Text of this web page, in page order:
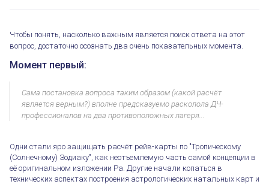
Чтобы понять, насколько важным является поиск ответа на этот
вопрос, достаточно осознать два очень показательных момента.
Момент первый:
Сама постановка вопроса таким образом (какой расчёт
является верным?) вполне предсказуемо расколола ДЧ-
профессионалов на два противоположных лагеря...
Одни стали яро защищать расчёт рейв-карты по "Тропическому
(Солнечному) Зодиаку", как неотъемлемую часть самой концепции в
её оригинальном изложении Ра. Другие начали копаться в
технических аспектах построения астрологических натальных карт и